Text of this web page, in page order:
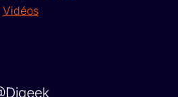
Vidéos